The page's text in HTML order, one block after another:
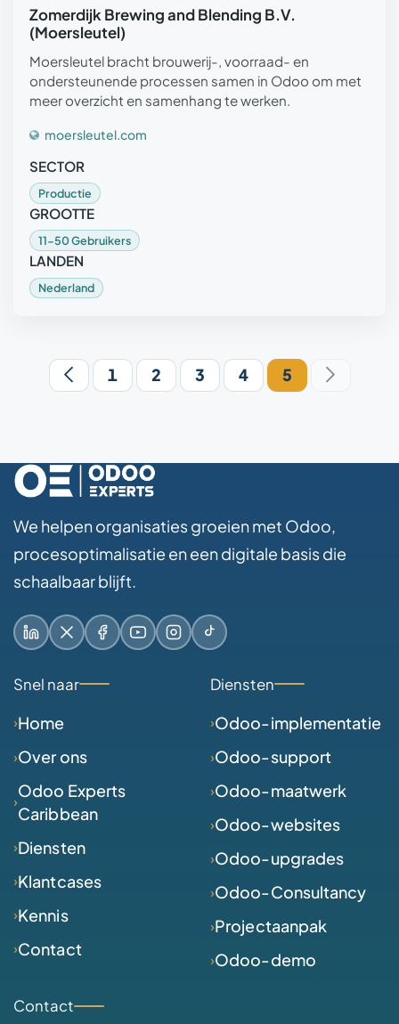
Zomerdijk Brewing and Blending B.V.
(Moersleutel)
Moersleutel bracht brouwerij-, voorraad- en
ondersteunende processen samen in Odoo om met
meer overzicht en samenhang te werken.
moersleutel.com
SECTOR
Productie
GROOTTE
11-50 Gebruikers
LANDEN
Nederland
1 2 3 4 5
We helpen organisaties groeien met Odoo,
procesoptimalisatie en een digitale basis die
schaalbaar blijft.
LinkedInX / Twitter
Facebook
YouTubeInstagram
TikTok
Snel naar
Home
Over ons
Odoo Experts
Caribbean
Diensten
Klantcases
Kennis
Contact
Diensten
Odoo-implementatie
Odoo-support
Odoo-maatwerk
Odoo-websites
Odoo-upgrades
Odoo-Consultancy
Projectaanpak
Odoo-demo
Contact